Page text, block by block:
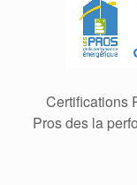
Certifications
Pros des la